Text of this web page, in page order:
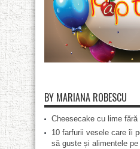
BY MARIANA ROBESCU
Cheesecake cu lime fără
10 farfurii vesele care îi
să guste și alimentele